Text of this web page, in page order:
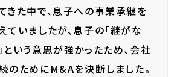
きた中で、息子への事業承継を
ていましたが、息子の「継がな
という意思が強かったため、会社
のためにM&Aを決断しました。